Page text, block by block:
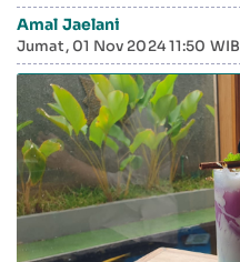
Amal Jaelani
Jumat, 01 Nov 2024 11:50 WIB